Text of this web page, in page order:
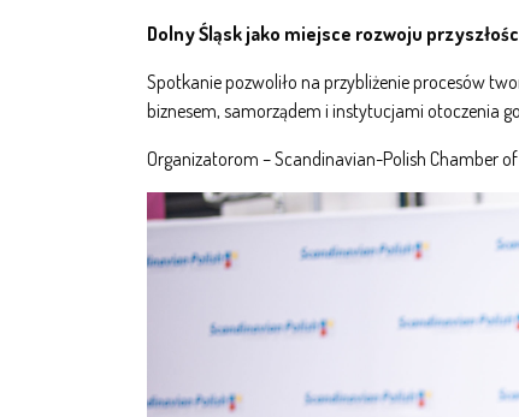
Dolny Śląsk jako miejsce rozwoju
Spotkanie pozwoliło na przybliżenie procesów
biznesem, samorządem i instytucjami otoczenia
Organizatorom – Scandinavian-Polish Chamber